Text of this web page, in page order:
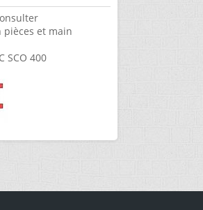
pièces et main
SCO 400